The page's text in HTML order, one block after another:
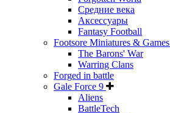
Средние века
Аксессуары
Fantasy Football
Footsore Miniatures & Games
The Barons' War
Warring Clans
Forged in battle
Gale Force 9
Aliens
BattleTech